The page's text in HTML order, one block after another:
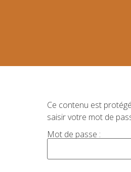
sur ton prochain achat de
Ce contenu est
saisir votre mot de
Mot de passe :